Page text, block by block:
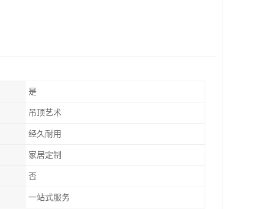
是
吊顶艺术
经久耐用
家居定制
否
一站式服务